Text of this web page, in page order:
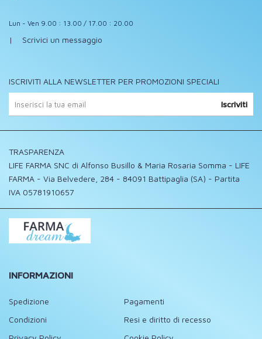
Lun - Ven 9.00 : 13.00 / 17.00 : 20.00
| Scrivici un messaggio
ISCRIVITI ALLA NEWSLETTER PER PROMOZIONI SPECIALI
Iscriviti
TRASPARENZA
LIFE FARMA SNC di Alfonso Busillo & Maria Rosaria Somma - LIFE
FARMA - Via Belvedere, 284 - 84091 Battipaglia (SA) - Partita
IVA 05781910657
INFORMAZIONI
Spedizione
Pagamenti
Condizioni
Resi e diritto di recesso